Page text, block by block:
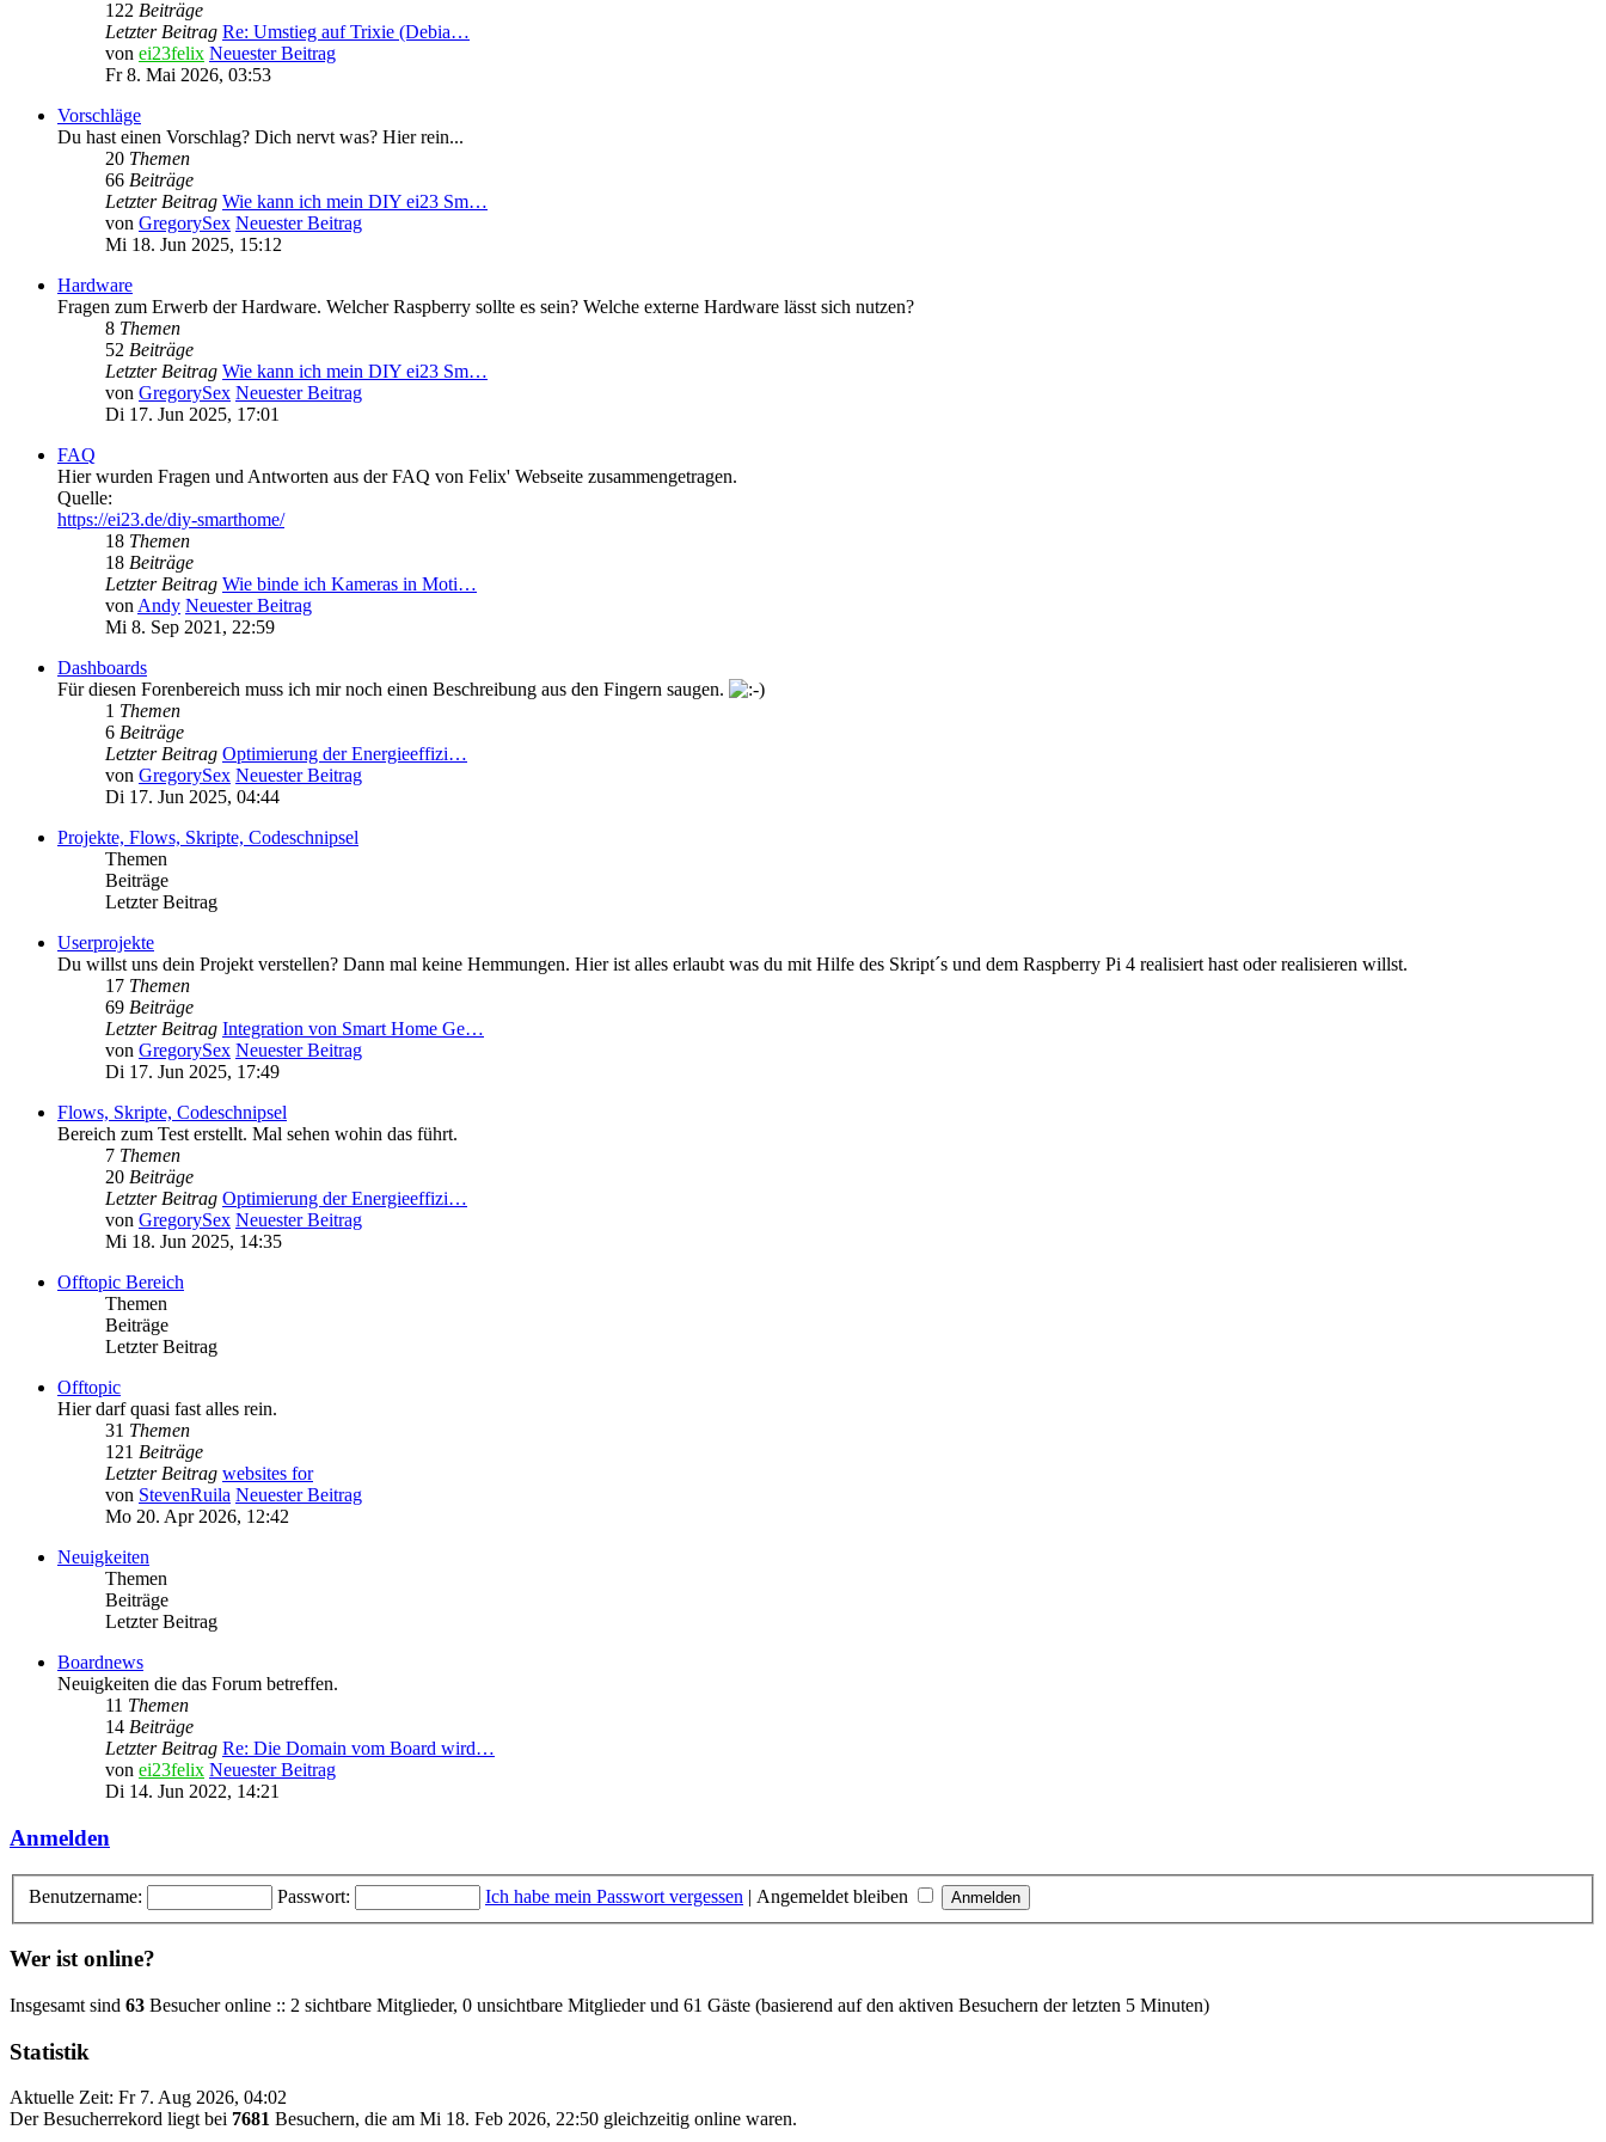
122 Beiträge
Letzter Beitrag Re: Umstieg auf Trixie (Debia…
von ei23felix Neuester Beitrag
Fr 8. Mai 2026, 03:53
Vorschläge
Du hast einen Vorschlag? Dich nervt was? Hier rein...
20 Themen
66 Beiträge
Letzter Beitrag Wie kann ich mein DIY ei23 Sm…
von GregorySex Neuester Beitrag
Mi 18. Jun 2025, 15:12
Hardware
Fragen zum Erwerb der Hardware. Welcher Raspberry sollte es sein? Welche externe Hardware lässt sich nutzen?
8 Themen
52 Beiträge
Letzter Beitrag Wie kann ich mein DIY ei23 Sm…
von GregorySex Neuester Beitrag
Di 17. Jun 2025, 17:01
FAQ
Hier wurden Fragen und Antworten aus der FAQ von Felix' Webseite zusammengetragen.
Quelle:
https://ei23.de/diy-smarthome/
18 Themen
18 Beiträge
Letzter Beitrag Wie binde ich Kameras in Moti…
vonAndy Neuester Beitrag
Mi 8. Sep 2021, 22:59
Dashboards
Für diesen Forenbereich muss ich mir noch einen Beschreibung aus den Fingern saugen.
1 Themen
6 Beiträge
Letzter Beitrag Optimierung der Energieeffizi…
von GregorySex Neuester Beitrag
Di 17. Jun 2025, 04:44
Projekte, Flows, Skripte, Codeschnipsel
Themen
Beiträge
Letzter Beitrag
Userprojekte
Du willst uns dein Projekt verstellen? Dann mal keine Hemmungen. Hier ist alles erlaubt was du mit Hilfe des Skript´s und dem Raspberry Pi 4 realisiert hast oder realisieren willst.
17 Themen
69 Beiträge
Letzter Beitrag Integration von Smart Home Ge…
von GregorySex Neuester Beitrag
Di 17. Jun 2025, 17:49
Flows, Skripte, Codeschnipsel
Bereich zum Test erstellt. Mal sehen wohin das führt.
7 Themen
20 Beiträge
Letzter Beitrag Optimierung der Energieeffizi…
von GregorySex Neuester Beitrag
Mi 18. Jun 2025, 14:35
Offtopic Bereich
Themen
Beiträge
Letzter Beitrag
Offtopic
Hier darf quasi fast alles rein.
31 Themen
121 Beiträge
Letzter Beitrag websites for
von StevenRuila Neuester Beitrag
Mo 20. Apr 2026, 12:42
Neuigkeiten
Themen
Beiträge
Letzter Beitrag
Boardnews
Neuigkeiten die das Forum betreffen.
11 Themen
14 Beiträge
Letzter Beitrag Re: Die Domain vom Board wird…
von ei23felix Neuester Beitrag
Di 14. Jun 2022, 14:21
Anmelden
Benutzername: Passwort: Ich habe mein Passwort vergessen | Angemeldet bleiben
Wer ist online?
Insgesamt sind 63 Besucher online :: 2 sichtbare Mitglieder, 0 unsichtbare Mitglieder und 61 Gäste (basierend auf den aktiven Besuchern der letzten 5 Minuten)
Statistik
Aktuelle Zeit: Fr 7. Aug 2026, 04:02
Der Besucherrekord liegt bei 7681 Besuchern, die am Mi 18. Feb 2026, 22:50 gleichzeitig online waren.